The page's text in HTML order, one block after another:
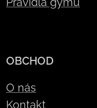
OBCHOD
O nás
Kontakt